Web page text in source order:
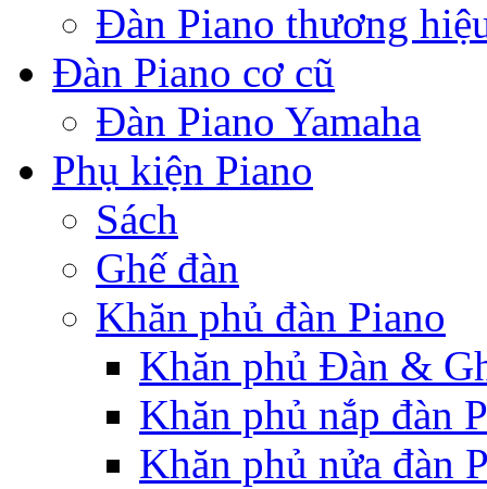
Đàn Piano thương
Đàn Piano cơ cũ
Đàn Piano Yamaha
Phụ kiện Piano
Sách
Ghế đàn
Khăn phủ đàn Piano
Khăn phủ Đàn &
Khăn phủ nắp đàn
Khăn phủ nửa đàn